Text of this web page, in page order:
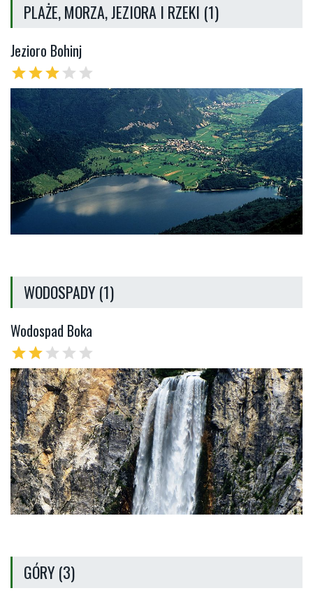
PLAŻE, MORZA, JEZIORA I RZEKI (1)
Jezioro Bohinj
starstarstar star star
WODOSPADY (1)
Wodospad Boka
starstar star star star
GÓRY (3)